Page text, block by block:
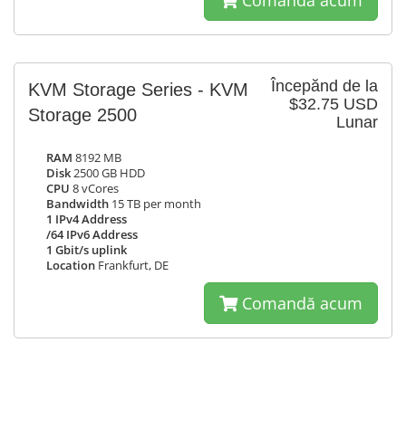
Începănd de la
$32.75 USD
Lunar
KVM Storage Series - KVM
Storage 2500
RAM 8192 MB
Disk2500 GB HDD
CPU 8 vCores
Bandwidth 15 TB per month
1 IPv4 Address
/64 IPv6 Address
1 Gbit/s uplink
Location Frankfurt, DE
Comandă acum